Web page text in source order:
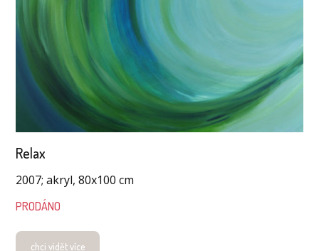
Relax
2007; akryl, 80x100 cm
PRODÁNO
chci vidět více